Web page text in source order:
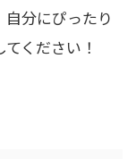
分にぴったり
ください！